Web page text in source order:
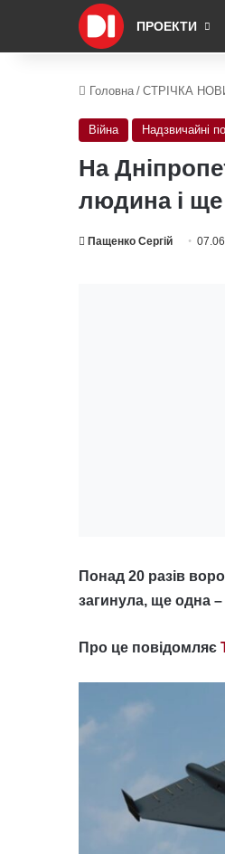
ПРОЕКТИ
Головна / СТРІЧКА
Війна Надзвичайні
На
людина і
Пащенко Сергій
Понад 20 разів
загинула, ще одна
Про це повідомляє